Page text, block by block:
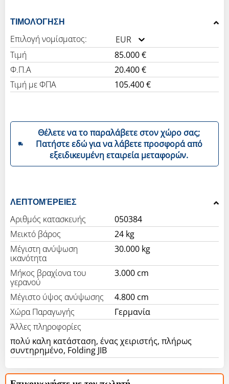
ΤΙΜΟΛΌΓΗΣΗ
Επιλογή νομίσματος:
EUR
Τιμή
85.000 €
Φ.Π.Α
20.400 €
Τιμή με ΦΠΑ
105.400 €
Θέλετε να το παραλάβετε στον χώρο σας;
Πατήστε εδώ για να λάβετε προσφορά από
εξειδικευμένη εταιρεία μεταφορών.
ΛΕΠΤΟΜΈΡΕΙΕΣ
Αριθμός κατασκευής
050384
Μεικτό βάρος
24 kg
Μέγιστη ανύψωση
ικανότητα
30.000 kg
Μήκος βραχίονα του
γερανού
3.000 cm
Μέγιστο ύψος ανύψωσης
4.800 cm
Χώρα Παραγωγής
Γερμανία
Άλλες πληροφορίες
πολύ καλη κατάσταση, ένας χειριστής, πλήρως
συντηρημένο, Folding JIB